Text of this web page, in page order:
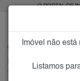
O PORTAL DE
Imóveis à Venda no
Imóvel não
Listamos